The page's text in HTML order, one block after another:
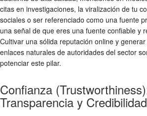
citas en investigaciones, la viralización de tu
sociales o ser referenciado como una fuente
una señal de que eres una fuente confiable y
Cultivar una sólida reputación online y
enlaces naturales de autoridades del sector
potenciar este pilar.
Confianza
Transparencia y Credibilidad